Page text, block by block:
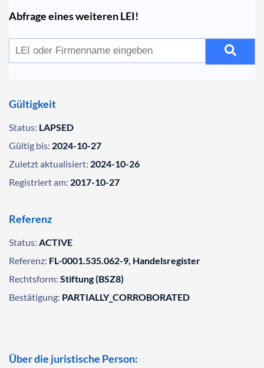
Abfrage eines weiteren LEI!
Gültigkeit
Status: LAPSED
Gültig bis: 2024-10-27
Zuletzt aktualisiert: 2024-10-26
Registriert am: 2017-10-27
Referenz
Status: ACTIVE
Referenz: FL-0001.535.062-9, Handelsregister
Rechtsform: Stiftung (BSZ8)
Bestätigung: PARTIALLY_CORROBORATED
Über die juristische Person: